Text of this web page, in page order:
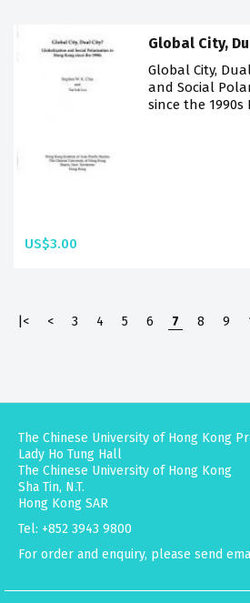
Global City,
Global City,
and Social
since the 1990s
US$3.00
|< < 3 4 5 6 7 8 9
The Chinese University of Hong Kong
Lady Ho Tung Hall
The Chinese University of Hong Kong
Sha Tin, N.T.
Hong Kong SAR
Tel: +852 3943 9800
For order and enquiry, please send